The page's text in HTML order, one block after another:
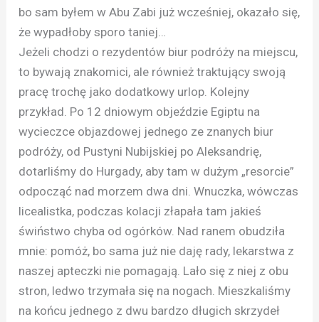
bo sam byłem w Abu Zabi już wcześniej, okazało się,
że wypadłoby sporo taniej…
Jeżeli chodzi o rezydentów biur podróży na miejscu,
to bywają znakomici, ale również traktujący swoją
pracę trochę jako dodatkowy urlop. Kolejny
przykład. Po 12 dniowym objeździe Egiptu na
wycieczce objazdowej jednego ze znanych biur
podróży, od Pustyni Nubijskiej po Aleksandrię,
dotarliśmy do Hurgady, aby tam w dużym „resorcie”
odpocząć nad morzem dwa dni. Wnuczka, wówczas
licealistka, podczas kolacji złapała tam jakieś
świństwo chyba od ogórków. Nad ranem obudziła
mnie: pomóż, bo sama już nie daję rady, lekarstwa z
naszej apteczki nie pomagają. Lało się z niej z obu
stron, ledwo trzymała się na nogach. Mieszkaliśmy
na końcu jednego z dwu bardzo długich skrzydeł